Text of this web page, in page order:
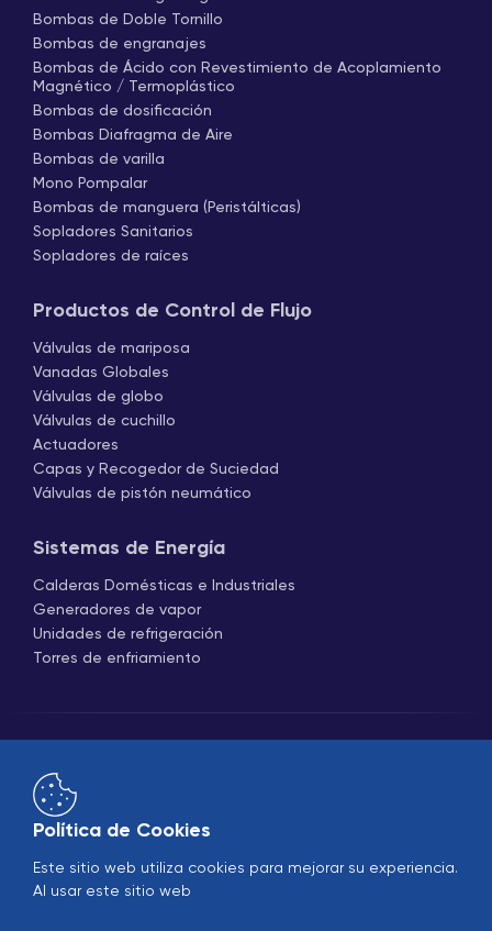
Bombas de Doble Tornillo
Bombas de engranajes
Bombas de Ácido con Revestimiento de Acoplamiento
Magnético / Termoplástico
Bombas de dosificación
Bombas Diafragma de Aire
Bombas de varilla
Mono Pompalar
Bombas de manguera (Peristálticas)
Sopladores Sanitarios
Sopladores de raíces
Productos de Control de Flujo
Válvulas de mariposa
Vanadas Globales
Válvulas de globo
Válvulas de cuchillo
Actuadores
Capas y Recogedor de Suciedad
Válvulas de pistón neumático
Sistemas de Energía
Calderas Domésticas e Industriales
Generadores de vapor
Unidades de refrigeración
Torres de enfriamiento
Comercio
© 2005-2026 Ekin Industrial - Todos los derechos
Política de Cookies
Este sitio web utiliza cookies para mejorar su experiencia.
Al usar este sitio web